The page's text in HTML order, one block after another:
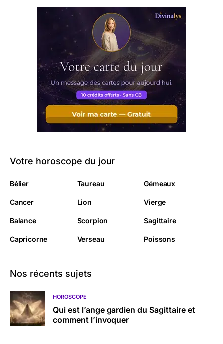
Votre horoscope du jour
Bélier Taureau Gémeaux
Cancer Lion Vierge
Balance Scorpion Sagittaire
Capricorne Verseau Poissons
Nos récents sujets
HOROSCOPE
Qui est l’ange gardien du Sagittaire et
comment l’invoquer